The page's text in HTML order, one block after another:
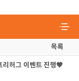
목록
허그 이벤트 진행🧡